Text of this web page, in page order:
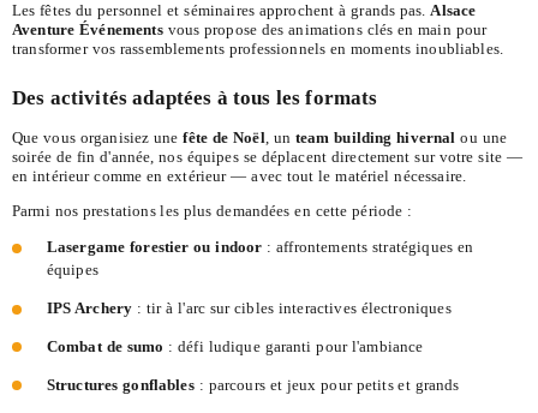
Les fêtes du personnel et séminaires approchent à grands pas.Alsace
Aventure Événementsvous propose des animations clés en main pour
transformer vos rassemblements professionnels en moments inoubliables.
Des activités adaptées à tous les formats
Que vous organisiez unefête de Noël , un team building hivernal ou une
soirée de fin d'année, nos équipes se déplacent directement sur votre site —
en intérieur comme en extérieur — avec tout le matériel nécessaire.
Parmi nos prestations les plus demandées en cette période :
Lasergame forestier ou indoor : affrontements stratégiques en
équipes
IPS Archery : tir à l'arc sur cibles interactives électroniques
Combat de sumo : défi ludique garanti pour l'ambiance
Structures gonflables: parcours et jeux pour petits et grands